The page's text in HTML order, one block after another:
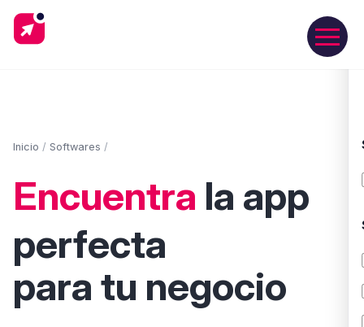
Inicio / Softwares /
Encuentra la app
perfecta
para tu negocio